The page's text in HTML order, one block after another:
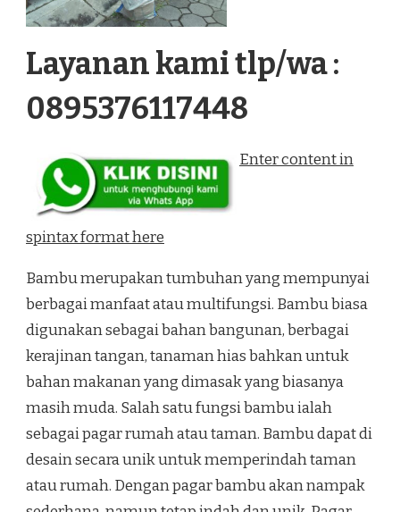
Layanan kami tlp/wa :
0895376117448
Enter content in
spintax format here
Bambu merupakan tumbuhan yang mempunyai
berbagai manfaat atau multifungsi. Bambu biasa
digunakan sebagai bahan bangunan, berbagai
kerajinan tangan, tanaman hias bahkan untuk
bahan makanan yang dimasak yang biasanya
masih muda. Salah satu fungsi bambu ialah
sebagai pagar rumah atau taman. Bambu dapat di
desain secara unik untuk memperindah taman
atau rumah. Dengan pagar bambu akan nampak